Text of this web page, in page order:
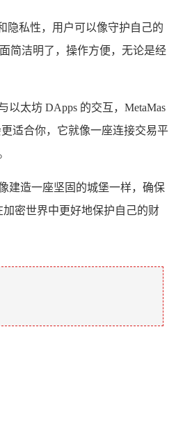
隐私性，用户可以像守护自己的
简洁明了，操作方便，无论是经
太坊 DApps 的交互，MetaMas
适合你，它就像一座连接交易平
建造一座坚固的城堡一样，确保
密世界中更好地保护自己的财